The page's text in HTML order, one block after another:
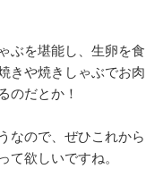
ぶを堪能し、生卵を食
きや焼きしゃぶでお肉
のだとか！
なので、ぜひこれから
て欲しいですね。